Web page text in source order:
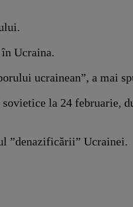
Ucraina.
ucrainean”, a mai
la 24 februarie,
”denazificării” Ucrainei.